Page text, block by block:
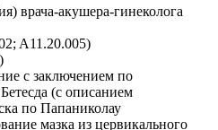
врача-акушера-гинеколога
A11.20.005)
с заключением по
(с описанием
по Папаниколау
мазка из цервикального